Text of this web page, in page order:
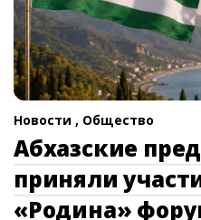
Новости , Общество
Абхазские
приняли
«Родина»